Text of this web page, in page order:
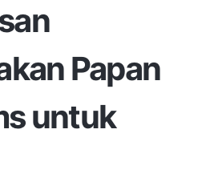
Papan
untuk